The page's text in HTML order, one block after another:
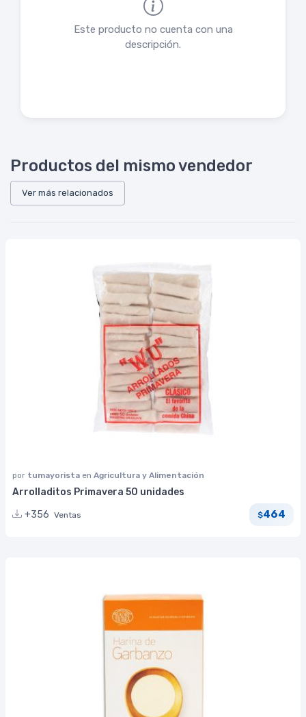
Este producto no cuenta con una
descripción.
Productos del mismo vendedor
Ver más relacionados
por tumayorista en Agricultura y Alimentación
Arrolladitos Primavera 50 unidades
+356 Ventas $464